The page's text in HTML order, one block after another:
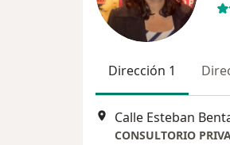
Dirección 1
Calle Esteban
CONSULTORIO